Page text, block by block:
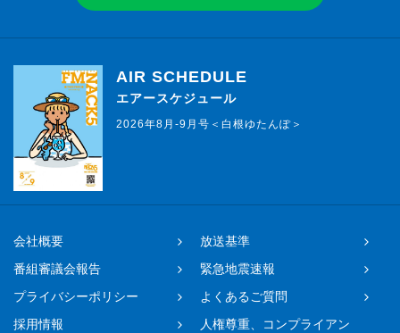
AIR SCHEDULE
エアースケジュール
2026年8月-9月号＜白根ゆたんぽ＞
会社概要
放送基準
番組審議会報告
緊急地震速報
プライバシーポリシー
よくあるご質問
採用情報
人権尊重、コンプライアン